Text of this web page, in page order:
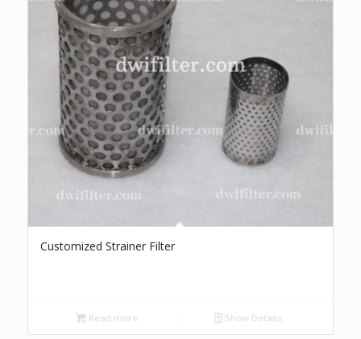
Customized Strainer Filter
Read more Show Details